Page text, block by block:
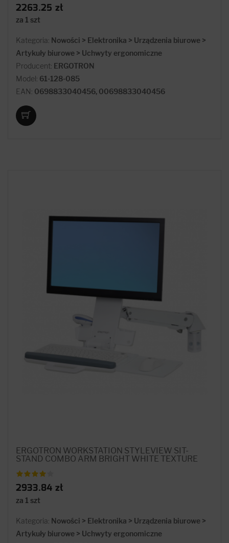
2263.25 zł
za 1 szt
Kategoria: Nowości > Elektronika > Urządzenia biurowe >
Artykuły biurowe > Uchwyty ergonomiczne
Producent: ERGOTRON
Model: 61-128-085
EAN: 0698833040456, 00698833040456
ERGOTRON WORKSTATION STYLEVIEW SIT-
STAND COMBO ARM BRIGHT WHITE TEXTURE
2933.84 zł
za 1 szt
Kategoria: Nowości > Elektronika > Urządzenia biurowe >
Artykuły biurowe > Uchwyty ergonomiczne